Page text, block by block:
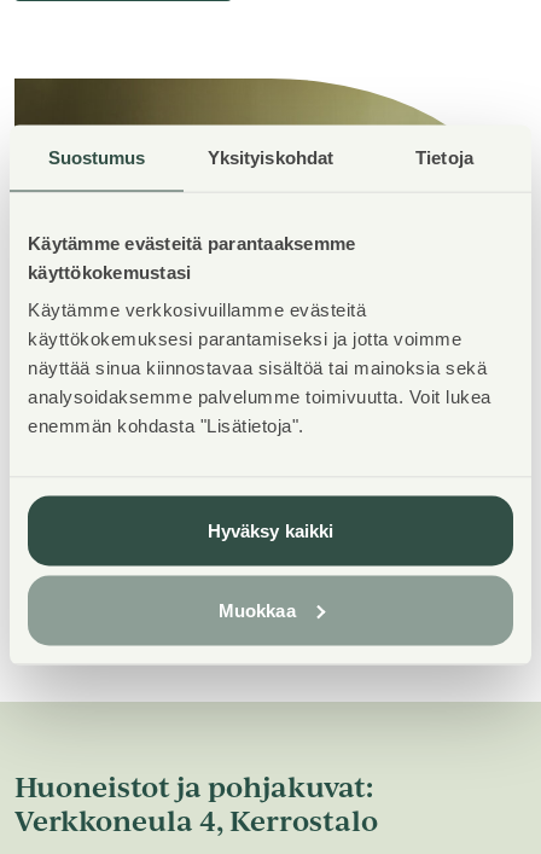
Suostumus Yksityiskohdat Tietoja
Käytämme evästeitä parantaaksemme
käyttökokemustasi
Käytämme verkkosivuillamme evästeitä
käyttökokemuksesi parantamiseksi ja jotta voimme
näyttää sinua kiinnostavaa sisältöä tai mainoksia sekä
analysoidaksemme palvelumme toimivuutta. Voit lukea
enemmän kohdasta "Lisätietoja".
Hyväksy kaikki
Muokkaa
esitteeseen
atio
Huoneistot ja pohjakuvat:
Verkkoneula 4, Kerrostalo